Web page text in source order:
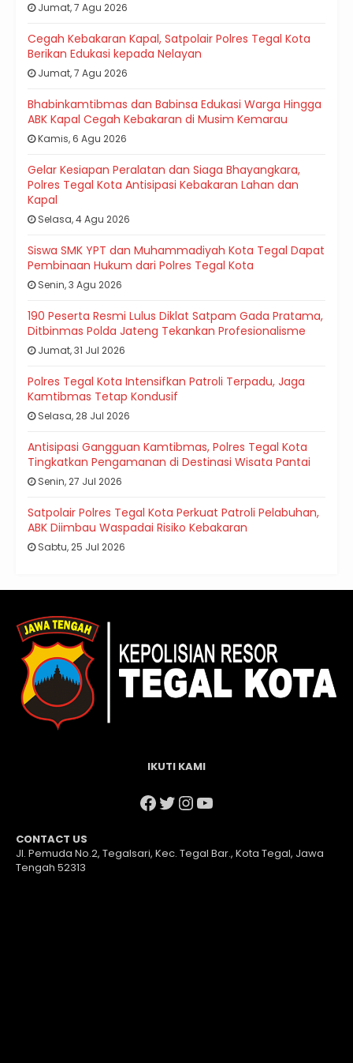
Jumat, 7 Agu 2026
Cegah Kebakaran Kapal, Satpolair Polres Tegal Kota
Berikan Edukasi kepada Nelayan
Jumat, 7 Agu 2026
Bhabinkamtibmas dan Babinsa Edukasi Warga Hingga
ABK Kapal Cegah Kebakaran di Musim Kemarau
Kamis, 6 Agu 2026
Gelar Kesiapan Peralatan dan Siaga Bhayangkara,
Polres Tegal Kota Antisipasi Kebakaran Lahan dan
Kapal
Selasa, 4 Agu 2026
Siswa SMK YPT dan Muhammadiyah Kota Tegal Dapat
Pembinaan Hukum dari Polres Tegal Kota
Senin, 3 Agu 2026
190 Peserta Resmi Lulus Diklat Satpam Gada Pratama,
Ditbinmas Polda Jateng Tekankan Profesionalisme
Jumat, 31 Jul 2026
Polres Tegal Kota Intensifkan Patroli Terpadu, Jaga
Kamtibmas Tetap Kondusif
Selasa, 28 Jul 2026
Antisipasi Gangguan Kamtibmas, Polres Tegal Kota
Tingkatkan Pengamanan di Destinasi Wisata Pantai
Senin, 27 Jul 2026
Satpolair Polres Tegal Kota Perkuat Patroli Pelabuhan,
ABK Diimbau Waspadai Risiko Kebakaran
Sabtu, 25 Jul 2026
IKUTI KAMI
Facebook
Twitter
Instagram
YouTube
CONTACT US
Jl. Pemuda No.2, Tegalsari, Kec. Tegal Bar., Kota Tegal, Jawa
Tengah 52313